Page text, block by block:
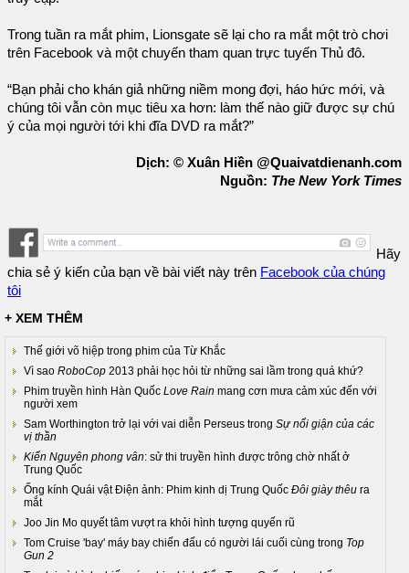
Trong tuần ra mắt phim, Lionsgate sẽ lại cho ra mắt một trò chơi
trên Facebook và một chuyến tham quan trực tuyến Thủ đô.
“Bạn phải cho khán giả những niềm mong đợi, háo hức mới, và
chúng tôi vẫn còn mục tiêu xa hơn: làm thế nào giữ được sự chú
ý của mọi người tới khi đĩa DVD ra mắt?”
Dịch: © Xuân Hiền @Quaivatdienanh.com
Nguồn: The New York Times
Hãy
chia sẻ ý kiến của bạn về bài viết này trên Facebook của chúng
tôi
+ XEM THÊM
Thế giới võ hiệp trong phim của Từ Khắc
Vì sao RoboCop 2013 phải học hỏi từ những sai lầm trong quá khứ?
Phim truyền hình Hàn Quốc Love Rain mang cơn mưa cảm xúc đến với
người xem
Sam Worthington trở lại với vai diễn Perseus trong Sự nổi giận của các
vị thần
Kiến Nguyên phong vân: sử thi truyền hình được trông chờ nhất ở
Trung Quốc
Ống kính Quái vật Điện ảnh: Phim kinh dị Trung Quốc Đôi giày thêu ra
mắt
Joo Jin Mo quyết tâm vượt ra khỏi hình tượng quyến rũ
Tom Cruise 'bay' máy bay chiến đấu có người lái cuối cùng trong Top
Gun 2